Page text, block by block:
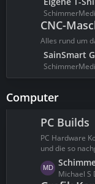
ä
g
e
B
e
i
r
ä
e
e
t
z
e
i
r
ä
g
e
CNC-
Alles rund um
L
e
t
t
e
B
e
i
t
r
SainSmart
Computer
PC Builds
PC Hardware
und die so
L
e
Michael S